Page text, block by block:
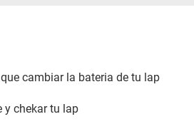
cambiar la bateria de tu lap
y chekar tu lap